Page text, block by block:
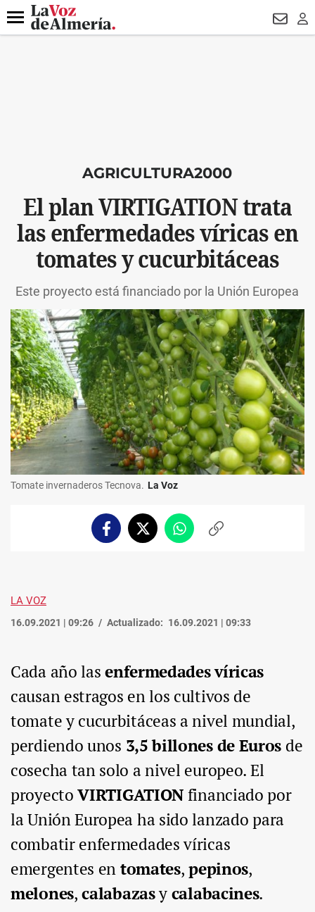
DESTACADO DRON UDA
Menú
AGRICULTURA2000
El plan VIRTIGATION trata
las enfermedades víricas en
tomates y cucurbitáceas
Este proyecto está financiado por la Unión Europea
Tomate invernaderos Tecnova. La Voz
FacebookTwitterWhatsappCopiar
LA VOZ
16.09.2021 | 09:26 Actualizado: 16.09.2021 | 09:33
Cada año lasenfermedades víricas
causan estragos en los cultivos de
tomate y cucurbitáceas a nivel mundial,
perdiendo unos 3,5 billones de Euros de
cosecha tan solo a nivel europeo. El
proyectoVIRTIGATIONfinanciado por
la Unión Europea ha sido lanzado para
combatir enfermedades víricas
emergentes entomates,pepinos,
melones,calabazasycalabacines.